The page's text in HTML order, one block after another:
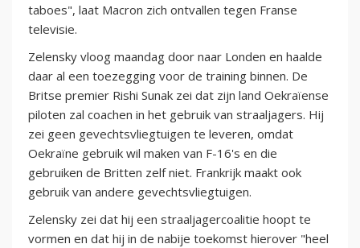
taboes", laat Macron zich ontvallen tegen Franse
televisie.
Zelensky vloog maandag door naar Londen en haalde
daar al een toezegging voor de training binnen. De
Britse premier Rishi Sunak zei dat zijn land Oekraïense
piloten zal coachen in het gebruik van straaljagers. Hij
zei geen gevechtsvliegtuigen te leveren, omdat
Oekraïne gebruik wil maken van F-16's en die
gebruiken de Britten zelf niet. Frankrijk maakt ook
gebruik van andere gevechtsvliegtuigen.
Zelensky zei dat hij een straaljagercoalitie hoopt te
vormen en dat hij in de nabije toekomst hierover "heel